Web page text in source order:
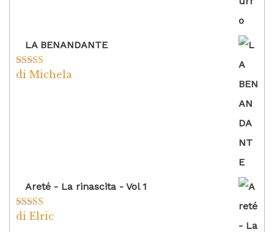
LA BENANDANTE
Valutato5su
di Michela
Areté - La rinascita - Vol 1
Valutato5
di Elric